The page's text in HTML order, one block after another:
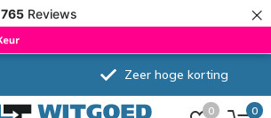
765 Reviews ×
0 0
Zeer hoge korting